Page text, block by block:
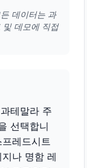
데이터는 과
및 데모에 직접
테말라 주
선택합니
레드시트
나 명함 레